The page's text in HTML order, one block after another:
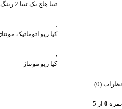
تیبا هاچ بک تیبا 2 رینگ 13 فولادی
,
کیا ریو اتوماتیک مونتاژ
,
کیا ریو مونتاژ
نظرات (0)
نمره 0 از 5